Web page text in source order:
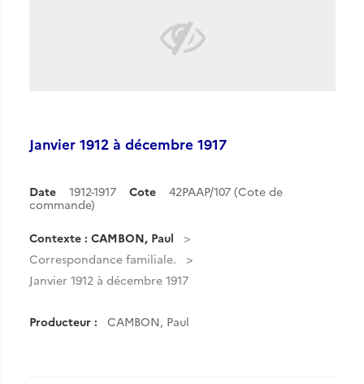
Janvier 1912 à décembre 1917
Date 1912-1917 Cote
42PAAP/107 (Cote de
commande)
Contexte : CAMBON, Paul
Correspondance familiale.
Janvier 1912 à décembre 1917
Producteur : CAMBON, Paul